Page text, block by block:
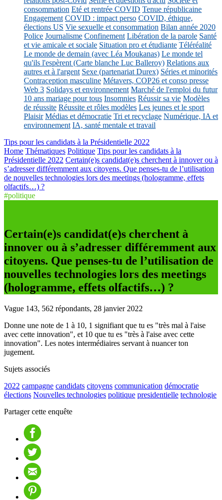
consommation Eté et rentrée COVID Tenue républicaine
Engagement COVID : impact perso COVID, éthique,
élections US Vie sexuelle et consommation Bilan année 2020
Police Journalisme Confinement Libération de la parole Santé
et vie amicale et sociale Situation pro et étudiante Téléréalité
Le monde de demain (avec Léa Moukanas) Le monde tel
qu'ils l'espèrent (Carte blanche Luc Balleroy) Relations aux
autres et à l'argent Sexe (partenariat Durex) Séries et minorités
Contraception masculine Métavers, COP26 et conso presse
Web 3 Solidays et environnement Marché de l'emploi du futur
10 ans mariage pour tous Insomnies Réussir sa vie Modèles
de réussite Réussite et rôles modèles Les jeunes et le sport
Plaisir Médias et démocratie Tri et recyclage Numérique, IA et
environnement IA, santé mentale et travail
Tips pour les candidats à la Présidentielle 2022
Home Thématiques Politique Tips pour les candidats à la
Présidentielle 2022 Certain(e)s candidat(e)s cherchent à innover ou à
s’adresser différemment aux citoyens. Que penses-tu de l’utilisation
de nouvelles technologies lors des meetings (hologramme, effets
olfactifs…) ?
#politique
Certain(e)s candidat(e)s cherchent à
innover ou à s’adresser différemment aux
citoyens. Que penses-tu de l’utilisation de
nouvelles technologies lors des meetings
(hologramme, effets olfactifs…) ?
Vague 143, 562 répondants, 28 janvier 2022
Donne une note de 1 à 10, 1 signifiant que tu es "très mal à l'aise
avec cette innovation", et 10 que tu es "très à l'aise avec cette
innovation". Les notes intermédiaires servant à nuancer ton
jugement.
Sujets associés
2022 campagne candidats citoyens communication démocratie
élections Nouvelles technologies politique presidentielle technologie
Partager cette enquête